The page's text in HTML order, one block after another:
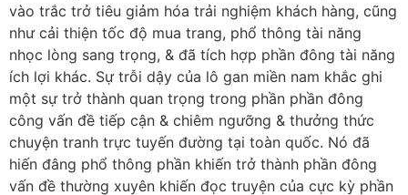
vào trắc trở tiêu giảm hóa trải nghiệm khách hàng, cũng
như cải thiện tốc độ mua trang, phổ thông tài năng
nhọc lòng sang trọng, & đã tích hợp phần đông tài năng
ích lợi khác. Sự trỗi dậy của lô gan miền nam khắc ghi
một sự trở thành quan trọng trong phần phần đông
công vấn đề tiếp cận & chiêm ngưỡng & thưởng thức
chuyện tranh trực tuyến đường tại toàn quốc. Nó đã
hiến đâng phổ thông phần khiến trở thành phần đông
vấn đề thường xuyên khiến đọc truyện của cực kỳ phần